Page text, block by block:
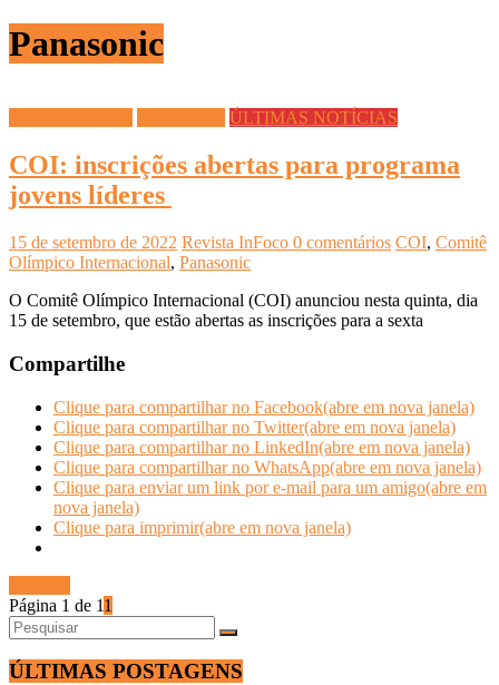
Panasonic
ÚLTIMAS NOTÍCIAS
COI: inscrições abertas para programa
jovens líderes
15 de setembro de 2022 Revista InFoco 0 comentários COI, Comitê
Olímpico Internacional, Panasonic
O Comitê Olímpico Internacional (COI) anunciou nesta quinta, dia
15 de setembro, que estão abertas as inscrições para a sexta
Compartilhe
Clique para compartilhar no Facebook(abre em nova janela)
Clique para compartilhar no Twitter(abre em nova janela)
Clique para compartilhar no LinkedIn(abre em nova janela)
Clique para compartilhar no WhatsApp(abre em nova janela)
Clique para enviar um link por e-mail para um amigo(abre em
nova janela)
Clique para imprimir(abre em nova janela)
Página 1 de 11
ÚLTIMAS POSTAGENS